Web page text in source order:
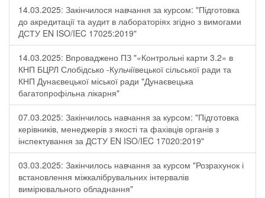
14.03.2025: Закінчилося навчання за курсом: "Підготовка
до акредитації та аудит в лабораторіях згідно з вимогами
ДСТУ EN ISO/IEC 17025:2019"
14.03.2025: Впроваджено ПЗ "«Контрольні карти 3.2» в
КНП БЦРЛ Слобідсько -Кульчіївецької сільської ради та
КНП Дунаєвецької міської ради "Дунаєвецька
багатопрофільна лікарня"
07.03.2025: Закінчилось навчання за курсом: "Підготовка
керівників, менеджерів з якості та фахівців органів з
інспектування за ДСТУ EN ISO/IEC 17020:2019"
03.03.2025: Закінчилось навчання за курсом "Розрахунок і
встановлення міжкалібрувальних інтервалів
вимірювального обладнання"